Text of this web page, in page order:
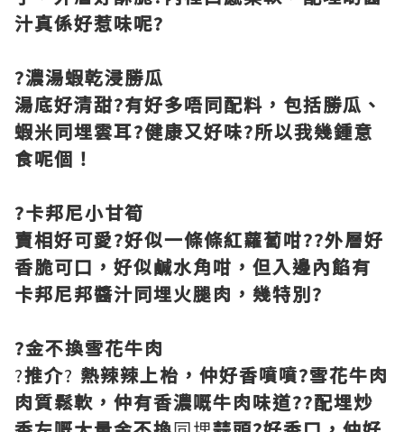
汁真係好惹味呢?
?濃湯蝦乾浸勝瓜
湯底好清甜?有好多唔同配料，包括勝瓜、
蝦米同埋雲耳?健康又好味?所以我幾鍾意
食呢個！
?卡邦尼小甘筍
賣相好可愛?好似一條條紅蘿蔔咁??外層好
香脆可口，好似鹹水角咁，但入邊內餡有
卡邦尼邦醬汁同埋火腿肉，幾特別?
?金不換雪花牛肉
?推介? 熱辣辣上枱，仲好香噴噴?雪花牛肉
肉質鬆軟，仲有香濃嘅牛肉味道??配埋炒